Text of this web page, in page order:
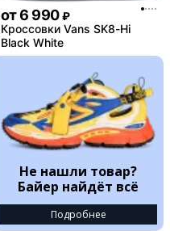
от6 990 ₽
Кроссовки Vans SK8-Hi
Black White
Не нашли товар?
Байер найдёт всё
Подробнее